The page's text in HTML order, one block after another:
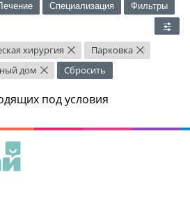
Специализация Фильтры
хирургия × Парковка ×
дом × Сбросить
под условия